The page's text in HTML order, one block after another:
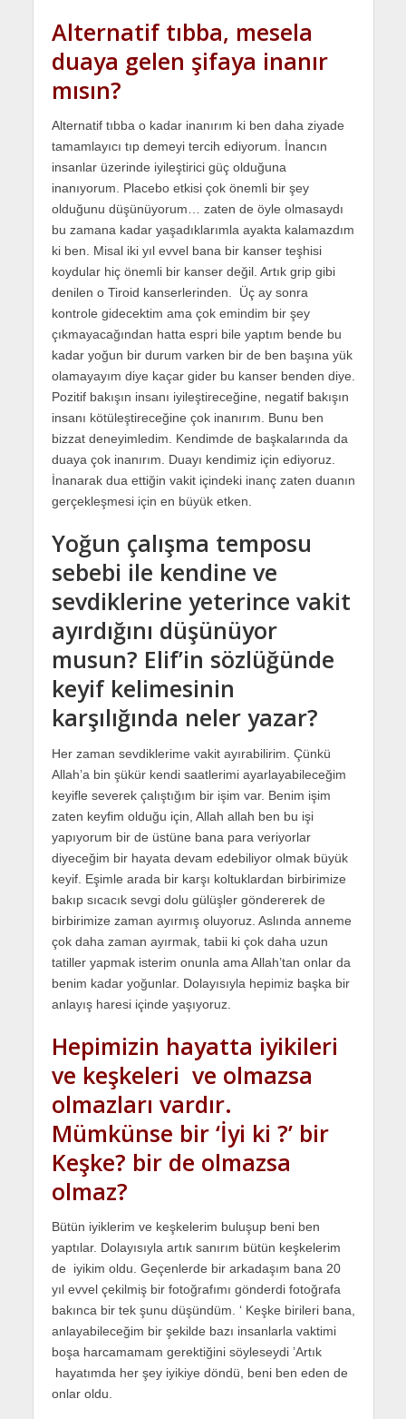
Alternatif tıbba, mesela
duaya gelen şifaya inanır
mısın?
Alternatif tıbba o kadar inanırım ki ben daha ziyade
tamamlayıcı tıp demeyi tercih ediyorum. İnancın
insanlar üzerinde iyileştirici güç olduğuna
inanıyorum. Placebo etkisi çok önemli bir şey
olduğunu düşünüyorum… zaten de öyle olmasaydı
bu zamana kadar yaşadıklarımla ayakta kalamazdım
ki ben. Misal iki yıl evvel bana bir kanser teşhisi
koydular hiç önemli bir kanser değil. Artık grip gibi
denilen o Tiroid kanserlerinden. Üç ay sonra
kontrole gidecektim ama çok emindim bir şey
çıkmayacağından hatta espri bile yaptım bende bu
kadar yoğun bir durum varken bir de ben başına yük
olamayayım diye kaçar gider bu kanser benden diye.
Pozitif bakışın insanı iyileştireceğine, negatif bakışın
insanı kötüleştireceğine çok inanırım. Bunu ben
bizzat deneyimledim. Kendimde de başkalarında da
duaya çok inanırım. Duayı kendimiz için ediyoruz.
İnanarak dua ettiğin vakit içindeki inanç zaten duanın
gerçekleşmesi için en büyük etken.
Yoğun çalışma temposu
sebebi ile kendine ve
sevdiklerine yeterince vakit
ayırdığını düşünüyor
musun? Elif’in sözlüğünde
keyif kelimesinin
karşılığında neler yazar?
Her zaman sevdiklerime vakit ayırabilirim. Çünkü
Allah’a bin şükür kendi saatlerimi ayarlayabileceğim
keyifle severek çalıştığım bir işim var. Benim işim
zaten keyfim olduğu için, Allah allah ben bu işi
yapıyorum bir de üstüne bana para veriyorlar
diyeceğim bir hayata devam edebiliyor olmak büyük
keyif. Eşimle arada bir karşı koltuklardan birbirimize
bakıp sıcacık sevgi dolu gülüşler göndererek de
birbirimize zaman ayırmış oluyoruz. Aslında anneme
çok daha zaman ayırmak, tabii ki çok daha uzun
tatiller yapmak isterim onunla ama Allah’tan onlar da
benim kadar yoğunlar. Dolayısıyla hepimiz başka bir
anlayış haresi içinde yaşıyoruz.
Hepimizin hayatta iyikileri
ve keşkeleri ve olmazsa
olmazları vardır.
Mümkünse bir ‘İyi ki ?’ bir
Keşke? bir de olmazsa
olmaz?
Bütün iyiklerim ve keşkelerim buluşup beni ben
yaptılar. Dolayısıyla artık sanırım bütün keşkelerim
de iyikim oldu. Geçenlerde bir arkadaşım bana 20
yıl evvel çekilmiş bir fotoğrafımı gönderdi fotoğrafa
bakınca bir tek şunu düşündüm. ‘ Keşke birileri bana,
anlayabileceğim bir şekilde bazı insanlarla vaktimi
boşa harcamamam gerektiğini söyleseydi ’Artık
hayatımda her şey iyikiye döndü, beni ben eden de
onlar oldu.